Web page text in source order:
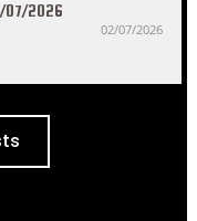
07/2026
02/07/2026